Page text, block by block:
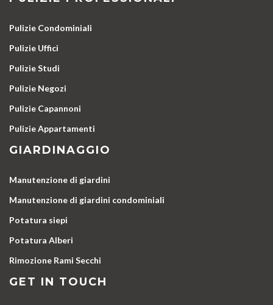
Pulizie Condominiali
Pulizie Uffici
Pulizie Studi
Pulizie Negozi
Pulizie Capannoni
Pulizie Appartamenti
GIARDINAGGIO
Manutenzione di giardini
Manutenzione di giardini condominiali
Potatura siepi
Potatura Alberi
Rimozione Rami Secchi
GET IN TOUCH